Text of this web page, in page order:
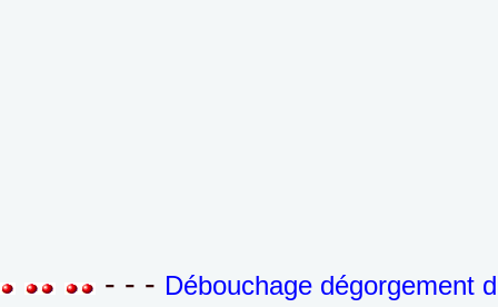
- - - Débouchage dégorgement